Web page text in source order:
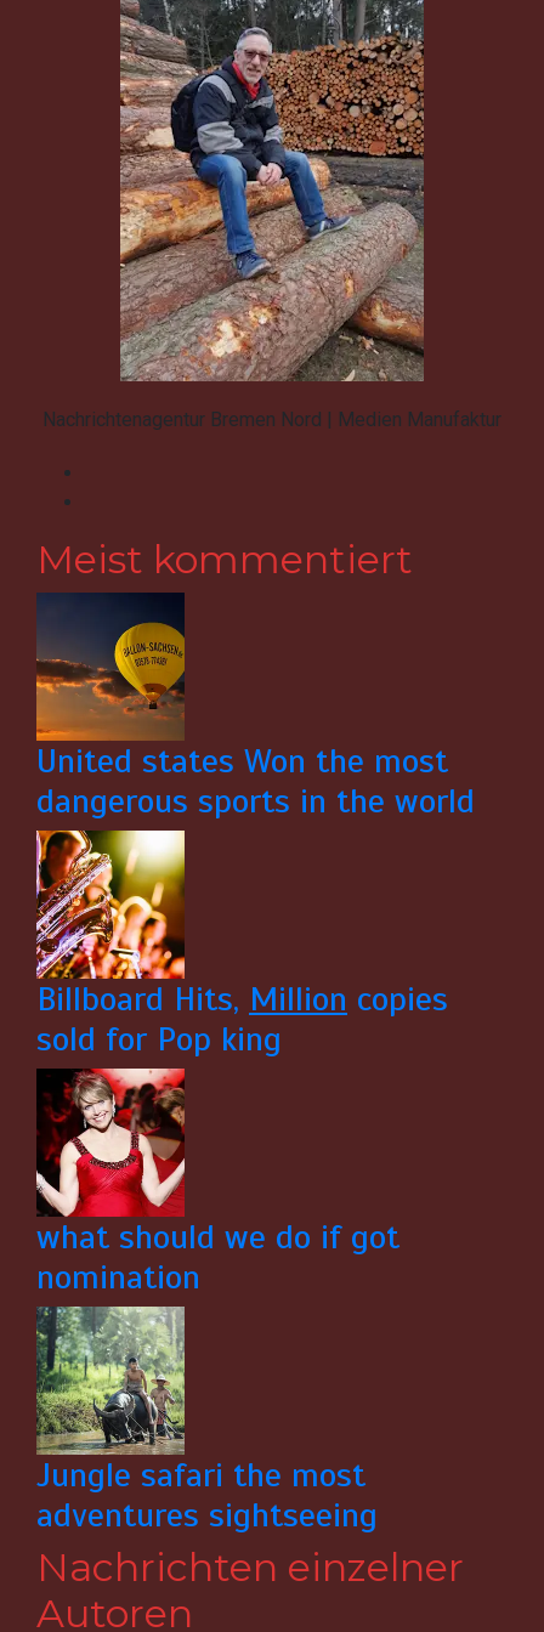
Nachrichtenagentur Bremen Nord | Medien Manufaktur
Meist kommentiert
United states Won the most
dangerous sports in the world
Billboard Hits, Million copies
sold for Pop king
what should we do if got
nomination
Jungle safari the most
adventures sightseeing
Nachrichten einzelner
Autoren